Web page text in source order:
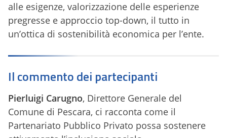
alle esigenze, valorizzazione delle esperienze
pregresse e approccio top-down, il tutto in
un’ottica di sostenibilità economica per l’ente.
Il commento dei partecipanti
Pierluigi Carugno, Direttore Generale del
Comune di Pescara, ci racconta come il
Partenariato Pubblico Privato possa sostenere